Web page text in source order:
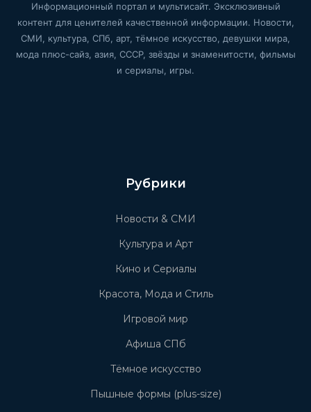
Информационный портал и мультисайт. Эксклюзивный
контент для ценителей качественной информации. Новости,
СМИ, культура, СПб, арт, тёмное искусство, девушки мира,
мода плюс-сайз, азия, СССР, звёзды и знаменитости, фильмы
и сериалы, игры.
Рубрики
Новости & СМИ
Культура и Арт
Кино и Сериалы
Красота, Мода и Стиль
Игровой мир
Афиша СПб
Тёмное искусство
Пышные формы (plus-size)